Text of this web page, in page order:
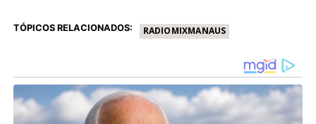
TÓPICOS RELACIONADOS: RADIOMIXMANAUS